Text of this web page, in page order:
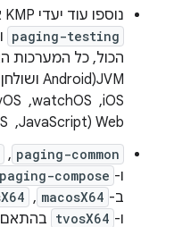
נוספו עוד יעדי KMP אל
paging-testing
הכול, כל המערכות
Web (JavaScript, ‏ WasmJS)
paging-common
, ‏
ו- paging-compose
ב- macosX64
,‏
ו- tvosX64 בהתאם